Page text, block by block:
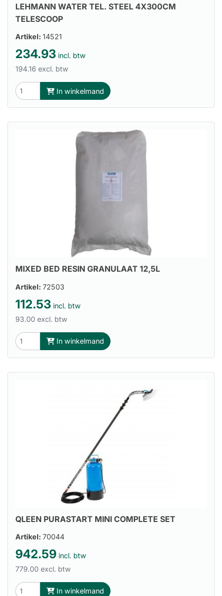
LEHMANN WATER TEL. STEEL 4X300CM
TELESCOOP
Artikel: 14521
234.93 incl. btw
194.16 excl. btw
In winkelmand
MIXED BED RESIN GRANULAAT 12,5L
Artikel: 72503
112.53 incl. btw
93.00 excl. btw
In winkelmand
QLEEN PURASTART MINI COMPLETE SET
Artikel: 70044
942.59 incl. btw
779.00 excl. btw
In winkelmand